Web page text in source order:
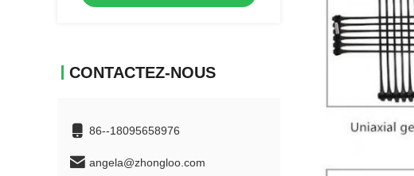
CONTACTEZ-NOUS
86--18095658976
angela@zhongloo.com